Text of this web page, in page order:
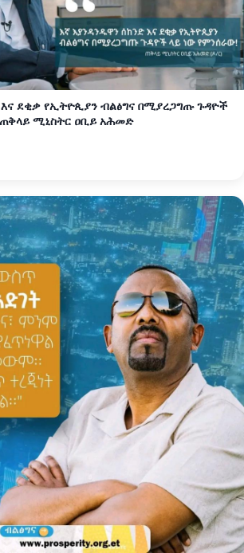
እና ደቂቃ የኢትዮጲያን ብልፅግና በሚያረጋግጡ ጉዳዮች
ሚኒስትር ዐቢይ አሕመድ